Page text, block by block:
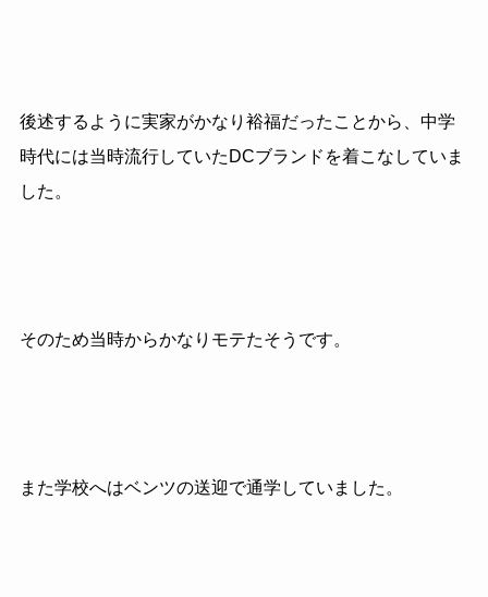
後述するように実家がかなり裕福だったことから、中学
時代には当時流行していたDCブランドを着こなしていま
した。
そのため当時からかなりモテたそうです。
また学校へはベンツの送迎で通学していました。